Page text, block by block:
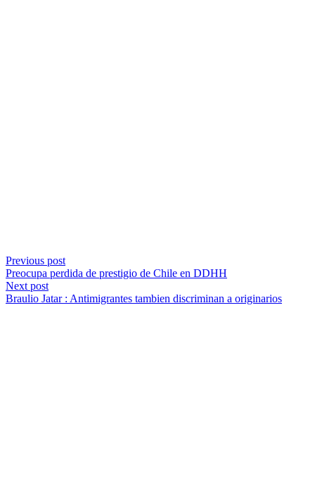
Previous post
Preocupa perdida de prestigio de Chile en DDHH
Next post
Braulio Jatar : Antimigrantes tambien discriminan a originarios